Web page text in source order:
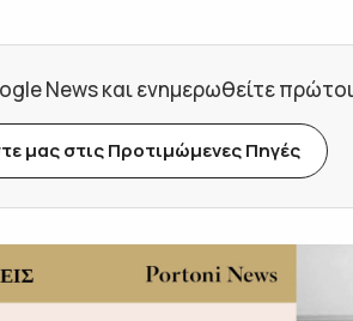
News και ενημερωθείτε πρώτοι
μας στις Προτιμώμενες Πηγές